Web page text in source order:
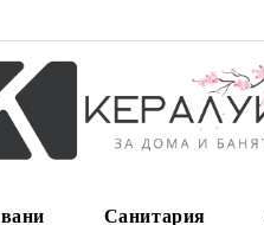
Санитария